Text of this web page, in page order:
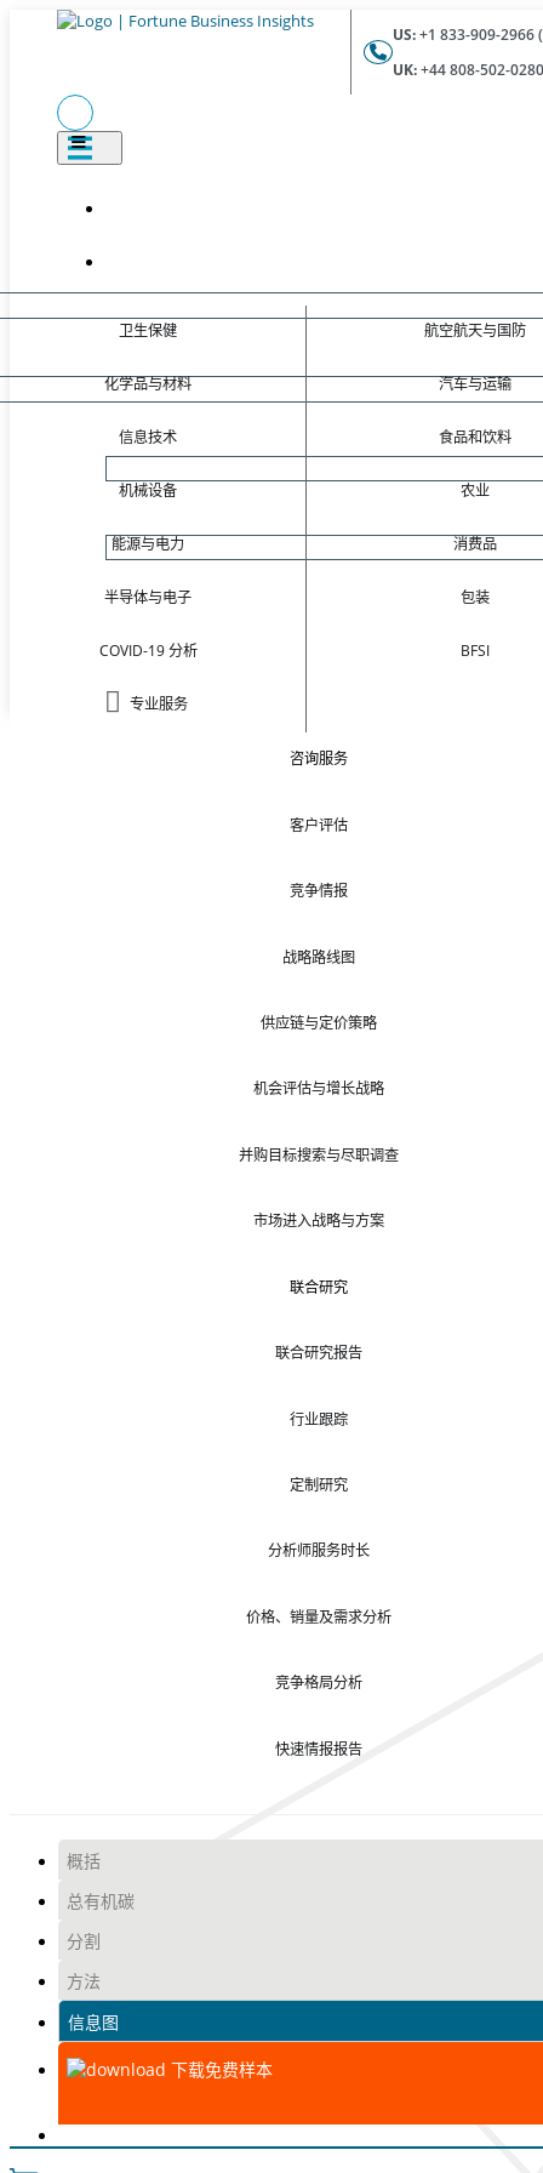
US:+1 833-909-2966
UK:+44 808-502-
卫生保健
化学品与材料
信息技术
机械设备
能源与电力
半导体与电子
COVID-19 分析
专业服务
航空航天与国防
汽车与运输
食品和饮料
农业
消费品
包装
BFSI
咨询服务
客户评估
竞争情报
战略路线图
供应链与定价策略
机会评估与增长战略
并购目标搜索与尽职调查
市场进入战略与方案
联合研究
联合研究报告
行业跟踪
定制研究
分析师服务时长
价格、销量及需求分析
竞争格局分析
快速情报报告
概括
总有机碳
分割
方法
信息图
下载免费样本